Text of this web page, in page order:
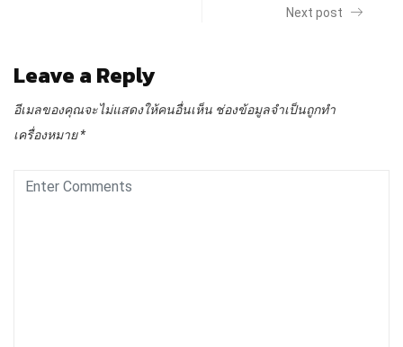
Next post
Leave a Reply
อีเมลของคุณจะไม่แสดงให้คนอื่นเห็น ช่องข้อมูลจำเป็นถูกทำ
เครื่องหมาย*